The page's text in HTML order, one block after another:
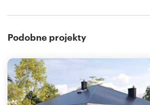
dwa tarasy, z czego jeden stanowi
połączonego z kuchnią. Sypialnie
są w jednej części, do której wchodzi się z
z czego jedna świetnie sprawdzi się jako
druga jako pokój kąpielowy dla
Podobne projekty